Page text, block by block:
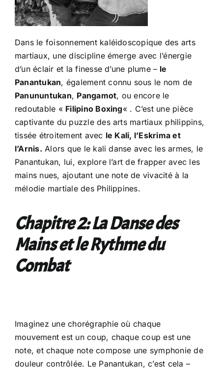
Dans le foisonnement kaléidoscopique des arts
martiaux, une discipline émerge avec l’énergie
d’un éclair et la finesse d’une plume – le
Panantukan, également connu sous le nom de
Panununtukan, Pangamot, ou encore le
redoutable « Filipino Boxing« . C’est une pièce
captivante du puzzle des arts martiaux philippins,
tissée étroitement avec le Kali, l’Eskrima et
l’Arnis. Alors que le kali danse avec les armes, le
Panantukan, lui, explore l’art de frapper avec les
mains nues, ajoutant une note de vivacité à la
mélodie martiale des Philippines.
Chapitre 2: La Danse des
Mains et le Rythme du
Combat
Imaginez une chorégraphie où chaque
mouvement est un coup, chaque coup est une
note, et chaque note compose une symphonie de
douleur contrôlée. Le Panantukan, c’est cela –